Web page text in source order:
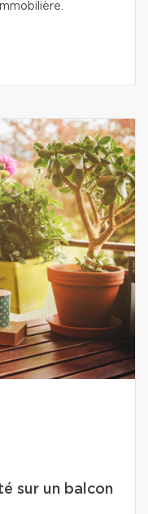
sur un balcon